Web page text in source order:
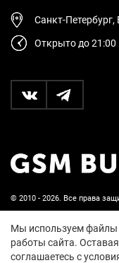
© 2010 - 2026. Все права
Пользовательское
конфиденциальности
Санкт-
Открыто до 21:00
Мы используем файлы
работы сайта.
соглашаетесь с